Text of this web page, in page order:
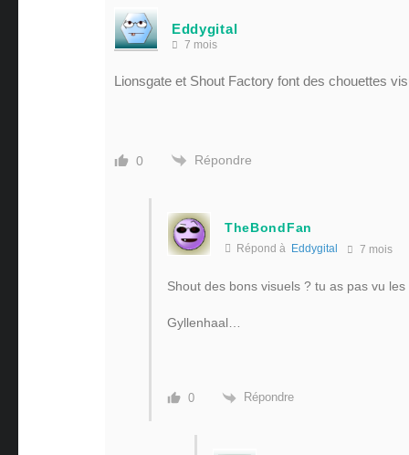
Eddygital
7 mois
Lionsgate et Shout Factory font des chouettes
0 Répondre
TheBondFan
Répond à Eddygital 7 mois
Shout des bons visuels ? tu as pas vu
Gyllenhaal…
0 Répondre